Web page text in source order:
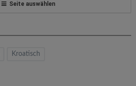
Seite auswählen
Kroatisch